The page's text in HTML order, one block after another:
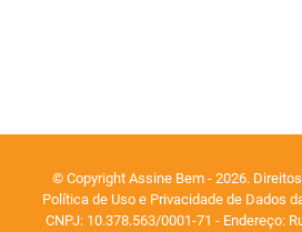
© Copyright Assine Bem - 2026.
Política de Uso e Privacidade de Dados
CNPJ: 10.378.563/0001-71 - Endereço: